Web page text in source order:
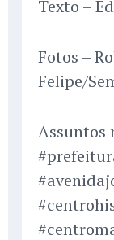
Texto –
Fotos –
Felipe/
Assuntos